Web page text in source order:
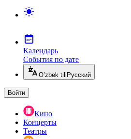
Календарь
События по дате
O’zbek tili Русский
Войти
Кино
Концерты
Театры